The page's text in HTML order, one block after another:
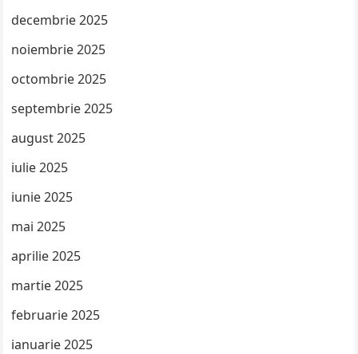
decembrie 2025
noiembrie 2025
octombrie 2025
septembrie 2025
august 2025
iulie 2025
iunie 2025
mai 2025
aprilie 2025
martie 2025
februarie 2025
ianuarie 2025